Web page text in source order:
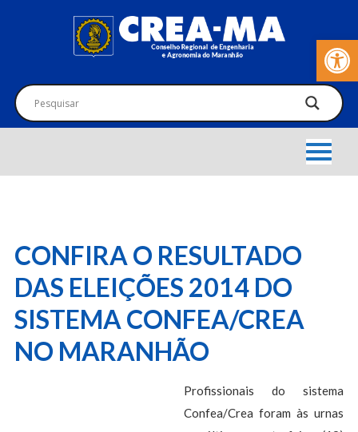
Barra de
CONFIRA O RESULTADO
DAS ELEIÇÕES 2014 DO
SISTEMA CONFEA/CREA
NO MARANHÃO
Profissionais do sistema
Confea/Crea foram às urnas